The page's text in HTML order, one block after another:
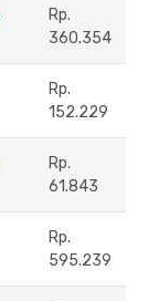
Rp.
360.354
Rp.
152.229
Rp.
61.843
Rp.
595.239